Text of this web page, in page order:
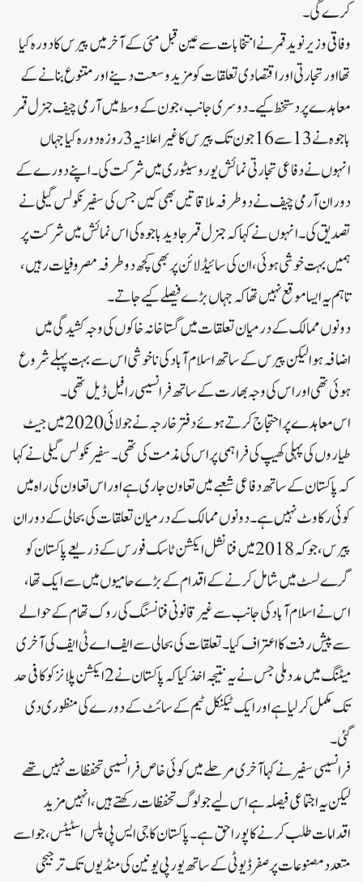
کرے گی۔
وفاقی وزیر نوید قمر نے انتخابات سے عین قبل مئی کے آخر میں پیرس کا دورہ کیا
تھا اور تجارتی اور اقتصادی تعلقات کو مزید وسعت دینے اور متنوع بنانے کے
معاہدے پر دستخط کیے۔دوسری جانب، جون کے وسط میں آرمی چیف جنرل قمر
باجوہ نے 13 سے 16 جون تک پیرس کا غیر اعلانیہ 3 روزہ دورہ کیا جہاں
انہوں نے دفاعی تجارتی نمائش یوروسیٹوری میں شرکت کی۔اپنے دورے کے
دوران آرمی چیف نے دو طرفہ ملاقاتیں بھی کیں جس کی سفیر نکولس گیلی نے
تصدیق کی۔انہوں نے کہا کہ جنرل قمر جاوید باجوہ کی اس نمائش میں شرکت پر
ہمیں بہت خوشی ہوئی، ان کی سائیڈ لائن پر بھی کچھ دو طرفہ مصروفیات رہیں،
تاہم یہ ایسا موقع نہیں تھا کہ جہاں بڑے فیصلے کیے جاتے۔
دونوں ممالک کے درمیان تعلقات میں گستاخانہ خاکوں کی وجہ کشیدگی میں
اضافہ ہوا لیکن پیرس کے ساتھ اسلام آباد کی ناخوشی اس سے بہت پہلے شروع
ہوئی تھی اور اس کی وجہ بھارت کے ساتھ فرانسیسی رافیل ڈیل تھی۔
اس معاہدے پر احتجاج کرتے ہوئے دفتر خارجہ نے جولائی 2020 میں جیٹ
طیاروں کی پہلی کھیپ کی فراہمی پر اس کی مذمت کی تھی۔سفیر نکولس گیلی نے کہا
کہ پاکستان کے ساتھ دفاعی شعبے میں تعاون جاری ہے اور اس تعاون کی راہ میں
کوئی رکاوٹ نہیں ہے۔دونوں ممالک کے درمیان تعلقات کی بحالی کے دوران
پیرس، جو کہ 2018 میں فنانشل ایکشن ٹاسک فورس کے ذریعے پاکستان کو
گرے لسٹ میں شامل کرنے کے اقدام کے بڑے حامیوں میں سے ایک تھا،
اس نے اسلام آباد کی جانب سے غیر قانونی فنانسنگ کی روک تھام کے حوالے
سے پیش رفت کا اعتراف کیا۔تعلقات کی بحالی سے ایف اے ٹی ایف کی آخری
میٹنگ میں مدد ملی جس نے یہ نتیجہ اخذ کیا کہ پاکستان نے 2 ایکشن پلانز کو کافی حد
تک مکمل کر لیا ہے اور ایک ٹیکنیکل ٹیم کے سائٹ کے دورے کی منظوری دی
گئی۔
فرانسیسی سفیر نے کہا آخری مرحلے میں کوئی خاص فرانسیسی تحفظات نہیں تھے
لیکن یہ اجتماعی فیصلہ ہے اس لیے جو لوگ تحفظات رکھتے ہیں، انہیں مزید
اقدامات طلب کرنے کا پورا حق ہے۔پاکستان کا جی ایس پی پلس اسٹیٹس، جو اسے
متعدد مصنوعات پر صفر ڈیوٹی کے ساتھ یورپی یونین کی منڈیوں تک ترجیحی